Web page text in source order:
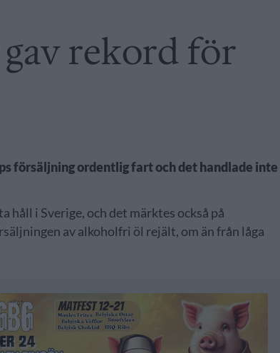
rekord för
försäljning ordentlig fart och det handlade inte
håll i Sverige, och det märktes också på
av alkoholfri öl rejält, om än från låga